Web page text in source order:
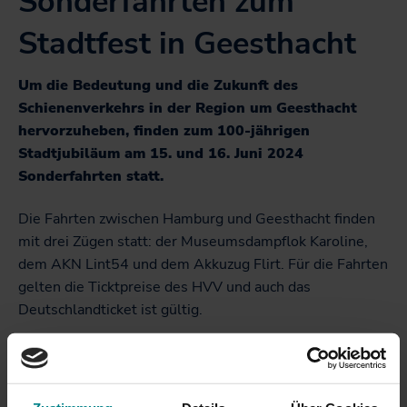
Stadtfest in Geesthacht
Um die Bedeutung und die Zukunft des
Schienenverkehrs in der Region um Geesthacht
hervorzuheben, finden zum 100-jährigen
Stadtjubiläum am 15. und 16. Juni 2024
Sonderfahrten statt.
Die Fahrten zwischen Hamburg und Geesthacht finden
mit drei Zügen statt: der Museumsdampflok Karoline,
dem AKN Lint54 und dem Akkuzug Flirt. Für die Fahrten
gelten die Ticktpreise des HVV und auch das
Deutschlandticket ist gültig.
Hintergrund der Aktion ist die geplante Reaktivierung
der Strecke Bergedorf-Geesthacht im Auftrag der
Länder Hamburg und Schleswig-Holstein. Derzeit rollen